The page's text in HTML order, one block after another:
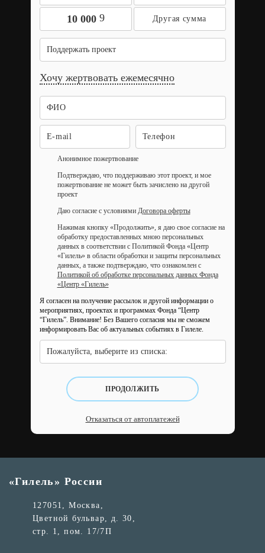
10 000 9
Поддержать проект
Хочу жертвовать ежемесячно
Анонимное пожертвование
Подтверждаю, что поддерживаю этот проект, и мое
пожертвование не может быть зачислено на другой
проект
Даю согласие с условиями Договора оферты
Нажимая кнопку «Продолжить», я даю свое согласие на
обработку предоставленных мною персональных
данных в соответствии с Политикой Фонда «Центр
«Гилель» в области обработки и защиты персональных
данных, а также подтверждаю, что ознакомлен с
Политикой об обработке персональных данных Фонда
«Центр «Гилель»
Я согласен на получение рассылок и другой информации о
мероприятиях, проектах и программах Фонда “Центр
“Гилель”. Внимание! Без Вашего согласия мы не сможем
информировать Вас об актуальных событиях в Гилеле.
Пожалуйста, выберите из списка:
ПРОДОЛЖИТЬ
Отказаться от автоплатежей
«Гилель» России
127051, Москва,
Цветной бульвар, д. 30,
стр. 1, пом. 17/7П